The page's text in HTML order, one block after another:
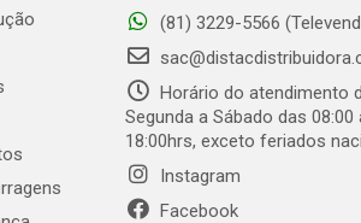
(81) 3229-5566
Horário do atendimento
Segunda a Sábado das 08:00
18:00hrs, exceto feriados
Instagram
Facebook